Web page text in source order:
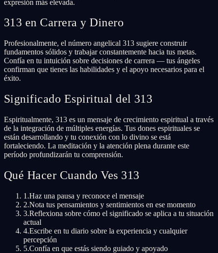
expresión más elevada.
313 en Carrera y Dinero
Profesionalmente, el número angelical 313 sugiere construir
fundamentos sólidos y trabajar constantemente hacia tus metas.
Confía en tu intuición sobre decisiones de carrera — tus ángeles
confirman que tienes las habilidades y el apoyo necesarios para el
éxito.
Significado Espiritual del 313
Espiritualmente, 313 es un mensaje de crecimiento espiritual a través
de la integración de múltiples energías. Tus dones espirituales se
están desarrollando y tu conexión con lo divino se está
fortaleciendo. La meditación y la atención plena durante este
período profundizarán tu comprensión.
Qué Hacer Cuando Ves 313
1.Haz una pausa y reconoce el mensaje
2.Nota tus pensamientos y sentimientos en ese momento
3.Reflexiona sobre cómo el significado se aplica a tu situación
actual
4.Escribe en tu diario sobre la experiencia y cualquier
percepción
5.Confía en que estás siendo guiado y apoyado